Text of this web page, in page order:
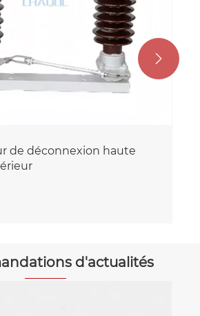
de déconnexion haute

d'actualités